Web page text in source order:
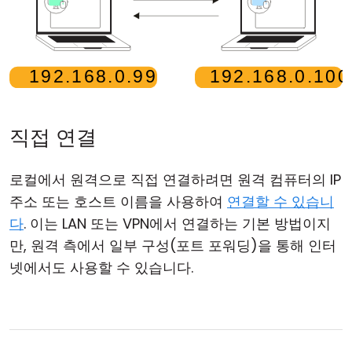
직접 연결
로컬에서 원격으로 직접 연결하려면 원격 컴퓨터의 IP
주소 또는 호스트 이름을 사용하여 연결할 수 있습니
다. 이는 LAN 또는 VPN에서 연결하는 기본 방법이지
만, 원격 측에서 일부 구성(포트 포워딩)을 통해 인터
넷에서도 사용할 수 있습니다.